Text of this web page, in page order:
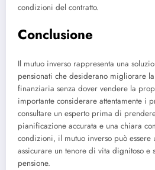
condizioni del contratto.
Conclusione
Il mutuo inverso rappresenta una
pensionati che desiderano migliorare
finanziaria senza dover vendere la
importante considerare attentamente i
consultare un esperto prima di
pianificazione accurata e una chiara
condizioni, il mutuo inverso può essere
assicurare un tenore di vita dignitoso e
pensione.